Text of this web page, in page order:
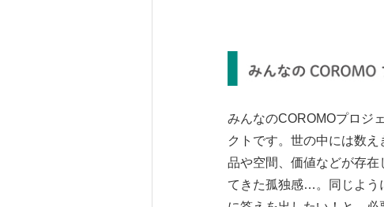
みんなのCOROMOプロジ
クトです。世の中には数
品や空間、価値などが存
てきた孤独感…。同じよう